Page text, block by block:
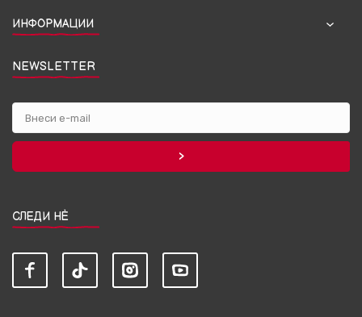
ИНФОРМАЦИИ
NEWSLETTER
СЛЕДИ НЀ